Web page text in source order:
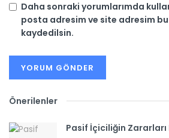
Daha sonraki yorumlarımda
posta adresim ve site adresim bu
kaydedilsin.
Önerilenler
Pasif İçiciliğin Zararları